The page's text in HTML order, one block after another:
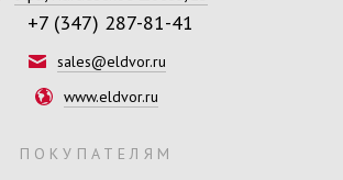
+7 (347) 287-81-41
sales@eldvor.ru
www.eldvor.ru
ПОКУПАТЕЛЯМ